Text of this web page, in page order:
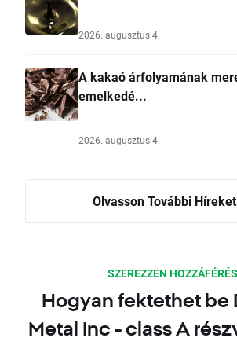
2026. augusztus 4.
A kakaó árfolyamának
emelkedé...
2026. augusztus 4.
Olvasson További Híreket
SZEREZZEN
Hogyan fektethet be
Metal Inc - class A